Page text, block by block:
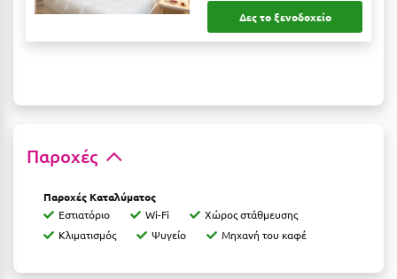
Νέοι Πόροι Πιερίας
Ορεινή Αρκαδία
Ορεινή Ναυπακτία
Δες το ξενοδοχείο
Παροχές
Παροχές Καταλύματος
Εστιατόριο
Wi-Fi
Χώρος στάθμευσης
Κλιματισμός
Ψυγείο Μηχανή του καφέ